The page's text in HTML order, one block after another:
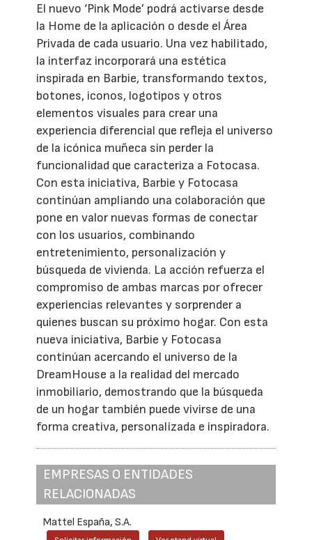
El nuevo ‘Pink Mode’ podrá activarse desde
la Home de la aplicación o desde el Área
Privada de cada usuario. Una vez habilitado,
la interfaz incorporará una estética
inspirada en Barbie, transformando textos,
botones, iconos, logotipos y otros
elementos visuales para crear una
experiencia diferencial que refleja el universo
de la icónica muñeca sin perder la
funcionalidad que caracteriza a Fotocasa.
Con esta iniciativa, Barbie y Fotocasa
continúan ampliando una colaboración que
pone en valor nuevas formas de conectar
con los usuarios, combinando
entretenimiento, personalización y
búsqueda de vivienda. La acción refuerza el
compromiso de ambas marcas por ofrecer
experiencias relevantes y sorprender a
quienes buscan su próximo hogar. Con esta
nueva iniciativa, Barbie y Fotocasa
continúan acercando el universo de la
DreamHouse a la realidad del mercado
inmobiliario, demostrando que la búsqueda
de un hogar también puede vivirse de una
forma creativa, personalizada e inspiradora.
EMPRESAS O ENTIDADES
RELACIONADAS
Mattel España, S.A.